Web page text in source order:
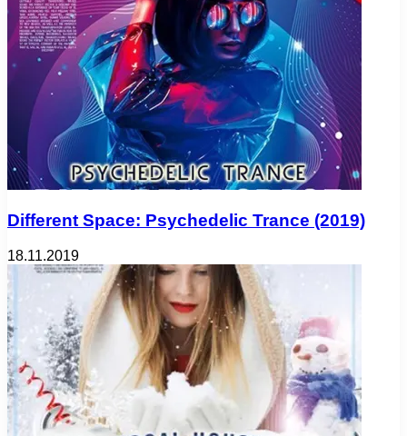
Different Space: Psychedelic Trance (2019)
18.11.2019